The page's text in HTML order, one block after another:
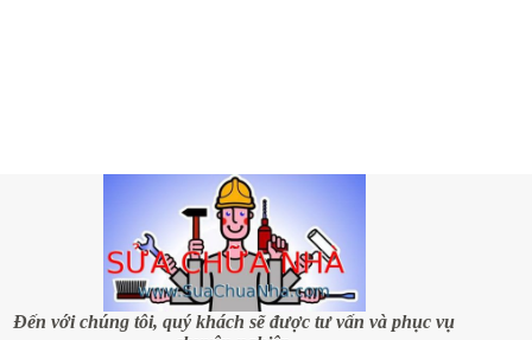
Đến với chúng tôi, quý khách sẽ được tư vấn và phục vụ